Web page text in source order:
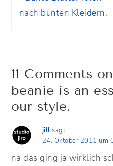
nach bunten Kleidern.
11 Comments
beanie is an
our style.
jill sagt:
24. Oktober 2011 um
na das ging ja wirklich